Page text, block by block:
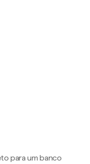
para um banco